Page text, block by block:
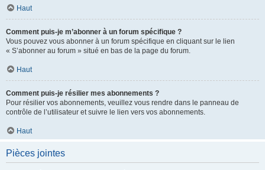
Haut
Comment puis-je m’abonner à un forum spécifique ?
Vous pouvez vous abonner à un forum spécifique en cliquant sur le lien
« S’abonner au forum » situé en bas de la page du forum.
Haut
Comment puis-je résilier mes abonnements ?
Pour résilier vos abonnements, veuillez vous rendre dans le panneau de
contrôle de l’utilisateur et suivre le lien vers vos abonnements.
Haut
Pièces jointes